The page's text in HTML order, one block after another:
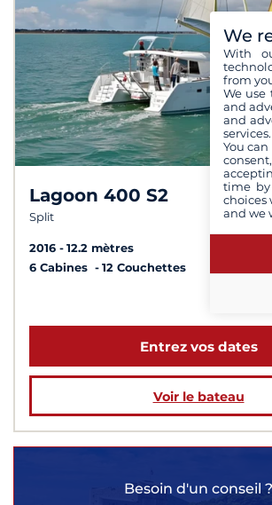
Lagoon 400 S2
Split
2016
12.2 mètres
6 Cabines
12 Couchettes
à
Entrez vos dates
Voir le bateau
Besoin d'un conseil ?
We
With
from
We
and
and
services.
You
time
choices
and we